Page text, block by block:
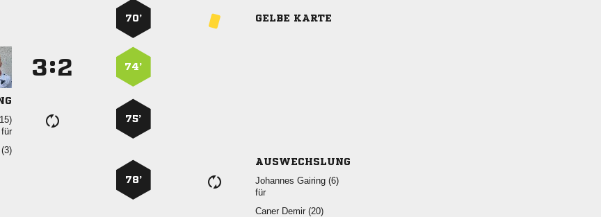
70’ GELBE KARTE
: 74’
für
75’
78’
AUSWECHSLUNG
  
für
  